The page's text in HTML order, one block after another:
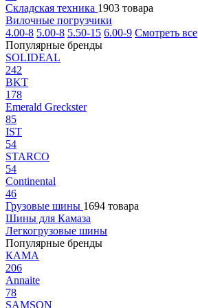
Складская техника 1903 товара
Вилочные погрузчики
4.00-8 5.00-8 5.50-15 6.00-9 Смотреть все
Популярные бренды
SOLIDEAL
242
BKT
178
Emerald Greckster
85
IST
54
STARCO
54
Continental
46
Грузовые шины 1694 товара
Шины для Камаза
Легкогрузовые шины
Популярные бренды
КАМА
206
Annaite
78
SAMSON